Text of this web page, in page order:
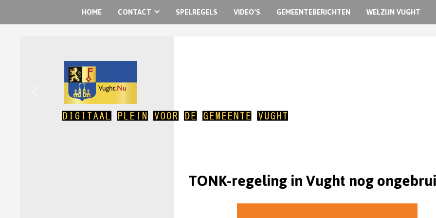
HOME CONTACT SPELREGELS VIDEO’S GEMEENTEBERICHTEN WELZIJN VUGHT
TONK-regeling in Vught nog